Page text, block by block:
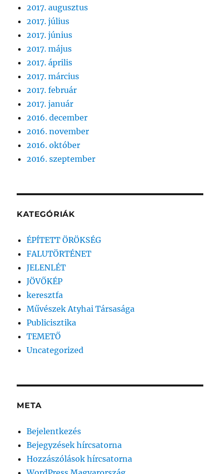
2017. augusztus
2017. július
2017. június
2017. május
2017. április
2017. március
2017. február
2017. január
2016. december
2016. november
2016. október
2016. szeptember
KATEGÓRIÁK
ÉPÍTETT ÖRÖKSÉG
FALUTÖRTÉNET
JELENLÉT
JÖVŐKÉP
keresztfa
Művészek Atyhai Társasága
Publicisztika
TEMETŐ
Uncategorized
META
Bejelentkezés
Bejegyzések hírcsatorna
Hozzászólások hírcsatorna